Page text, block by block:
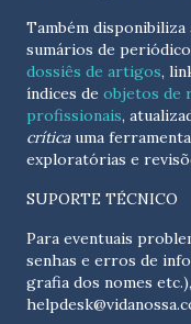
Também
sumários de
dossiês de artigos,
índices de objetos de
profissionais,
críticauma
exploratórias e
SUPORTE TÉCNICO
Para eventuais
senhas e erros de